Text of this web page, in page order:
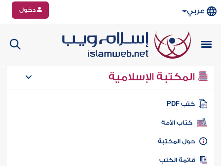
عربي دخول
المكتبة الإسلامية
كتب PDF
كتاب الأمة
المكتبة